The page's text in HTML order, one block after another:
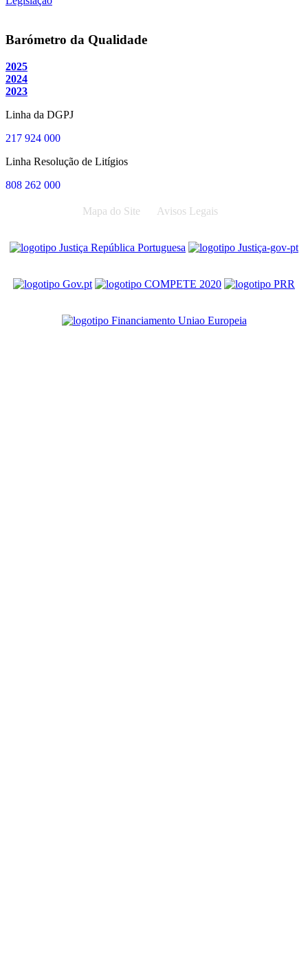
Barómetro da Qualidade
2025
2024
2023
Linha da DGPJ
217 924 000
Linha Resolução de Litígios
808 262 000
Mapa do Site Avisos Legais